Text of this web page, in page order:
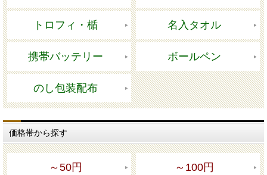
トロフィ・楯 名入タオル
携帯バッテリー ボールペン
のし包装配布
価格帯から探す
～50円 ～100円